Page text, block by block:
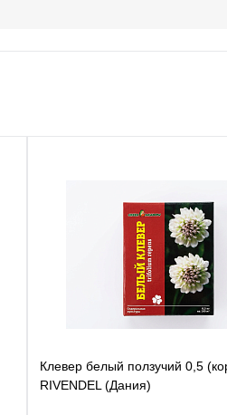
Клевер белый ползучий 0,5
RIVENDEL (Дания)